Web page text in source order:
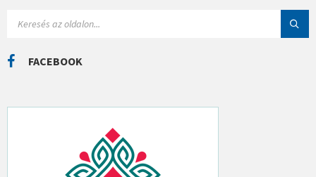
Á
C
H
FACEBOOK